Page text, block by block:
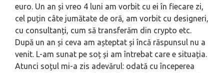
euro. Un an și vreo 4 luni am vorbit cu ei în fiecare zi,
cel puțin câte jumătate de oră, am vorbit cu designeri,
cu consultanți, cum să transferăm din crypto etc.
După un an și ceva am așteptat și încă răspunsul nu a
venit. L-am sunat pe soț și am întrebat care e situația.
Atunci soțul mi-a zis adevărul: odată cu începerea